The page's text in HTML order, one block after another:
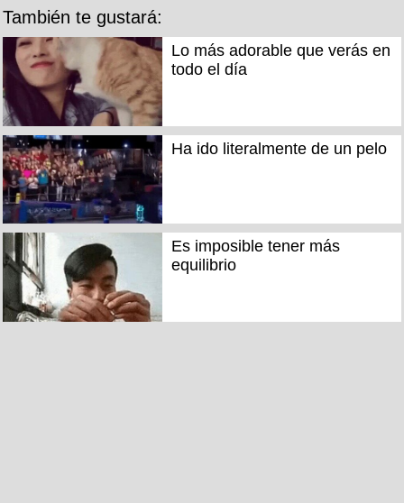
También te gustará:
Lo más adorable que verás en
todo el día
Ha ido literalmente de un pelo
Es imposible tener más
equilibrio